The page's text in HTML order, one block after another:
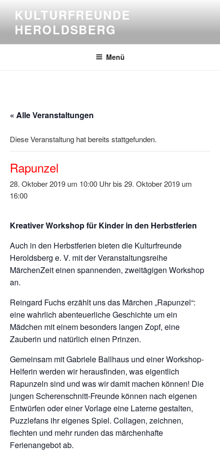
springen
KULTURFREUNDE
HEROLDSBERG
Menü
« Alle Veranstaltungen
Diese Veranstaltung hat bereits stattgefunden.
Rapunzel
28. Oktober 2019 um 10:00 bis 29. Oktober 2019 um
16:00
Kreativer Workshop für Kinder in den Herbstferien
Auch in den Herbstferien bieten die Kulturfreunde
Heroldsberg e. V. mit der Veranstaltungsreihe
MärchenZeit einen spannenden, zweitägigen Workshop
an.
Reingard Fuchs erzählt uns das Märchen „Rapunzel“:
eine wahrlich abenteuerliche Geschichte um ein
Mädchen mit einem besonders langen Zopf, eine
Zauberin und natürlich einen Prinzen.
Gemeinsam mit Gabriele Ballhaus und einer Workshop-
Helferin werden wir herausfinden, was eigentlich
Rapunzeln sind und was wir damit machen können! Die
jungen Scherenschnitt-Freunde können nach eigenen
Entwürfen oder einer Vorlage eine Laterne gestalten,
Puzzlefans ihr eigenes Spiel. Collagen, zeichnen,
flechten und mehr runden das märchenhafte
Ferienangebot ab.